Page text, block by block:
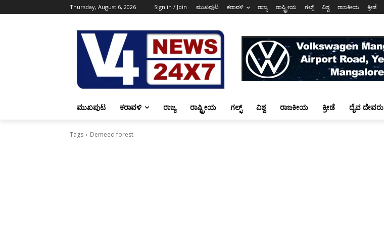
Thursday, August 6, 2026 Sign in / Join ಮುಖಪುಟ ಕರಾವಳಿ ರಾಜ್ಯ ರಾಷ್ಟ್ರೀಯ ಗಲ್ಫ್ ವಿಶ್ವ ರಾಜಕೀಯ ಕ್ರೀಡೆ
ಮುಖಪುಟ ಕರಾವಳಿ ರಾಜ್ಯ ರಾಷ್ಟ್ರೀಯ ಗಲ್ಫ್ ವಿಶ್ವ ರಾಜಕೀಯ ಕ್ರೀಡೆ ದೈವ ದೇವರು
Tags Demeed forest